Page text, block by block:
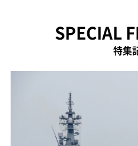
SPECIAL
特集